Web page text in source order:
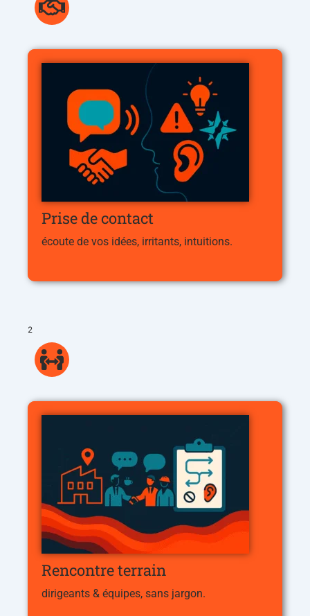
Prise de contact
écoute de vos idées, irritants, intuitions.
2
Rencontre terrain
dirigeants & équipes, sans jargon.